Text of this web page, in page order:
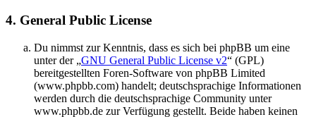
4. General Public License
Du nimmst zur Kenntnis, dass es sich bei phpBB um eine
unter der „GNU General Public License v2“ (GPL)
bereitgestellten Foren-Software von phpBB Limited
(www.phpbb.com) handelt; deutschsprachige Informationen
werden durch die deutschsprachige Community unter
www.phpbb.de zur Verfügung gestellt. Beide haben keinen